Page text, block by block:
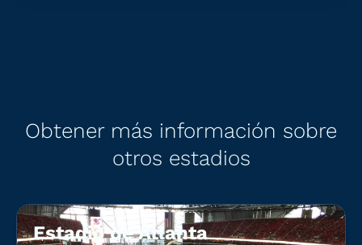
Obtener más información sobre
otros estadios
Estadio de Atlanta